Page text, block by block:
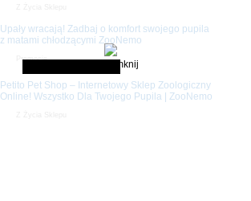
Promocje
Upały wracają! Zadbaj o komfort swojego pupila
z matami chłodzącymi ZooNemo
Petito Pet Shop – Internetowy Sklep Zoologiczny
Online! Wszystko Dla Twojego Pupila | ZooNemo